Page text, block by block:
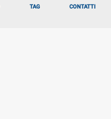
TAG CONTATTI